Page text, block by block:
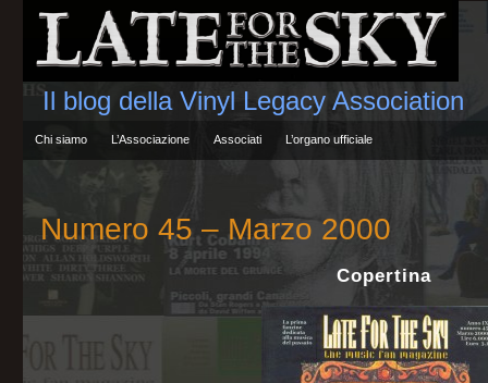
Il blog della Vinyl Legacy Association
Chi siamo L’Associazione Associati L’organo ufficiale
Numero 45 – Marzo 2000
Copertina